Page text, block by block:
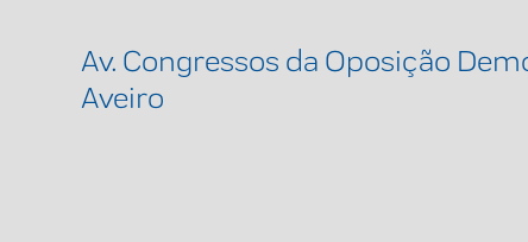
Av. Congressos da Oposição
Aveiro